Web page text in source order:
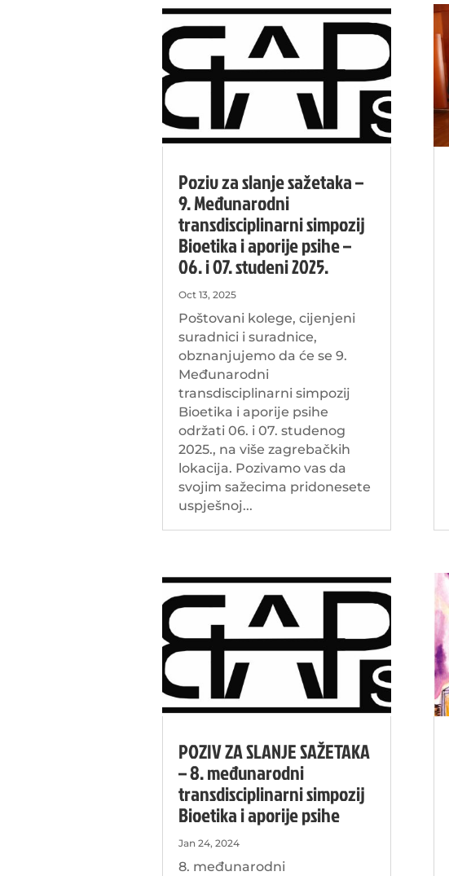
Poziv za slanje sažetaka –
9. Međunarodni
transdisciplinarni simpozij
Bioetika i aporije psihe –
06. i 07. studeni 2025.
Oct 13, 2025
Poštovani kolege, cijenjeni
suradnici i suradnice,
obznanjujemo da će se 9.
Međunarodni
transdisciplinarni simpozij
Bioetika i aporije psihe
održati 06. i 07. studenog
2025., na više zagrebačkih
lokacija. Pozivamo vas da
svojim sažecima pridonesete
uspješnoj...
POZIV ZA SLANJE SAŽETAKA
– 8. međunarodni
transdisciplinarni simpozij
Bioetika i aporije psihe
Jan 24, 2024
8. međunarodni